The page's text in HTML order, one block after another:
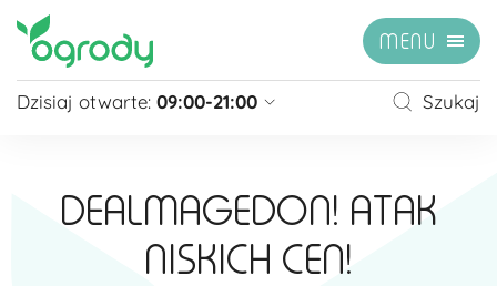
MENU
Dzisiaj otwarte: 09:00-21:00
Niedziela
zamknięte
Niedziela handlowa
10:00 - 20:00
Szukaj
DEALMAGEDON! ATAK
NISKICH CEN!